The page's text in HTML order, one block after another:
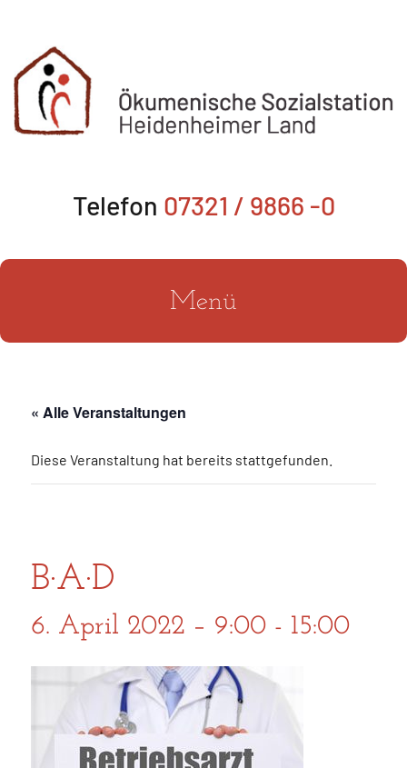
Inhalt
springen
Telefon 07321 / 9866 -0
Menü
« Alle Veranstaltungen
Diese Veranstaltung hat bereits stattgefunden.
B·A·D
6. April 2022 – 9:00 - 15:00